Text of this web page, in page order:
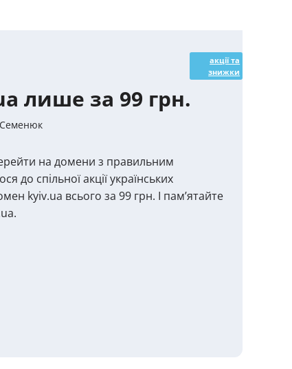
акції та
знижки
лише за 99 грн.
на домени з правильним
до спільної акції українських
kyiv.ua всього за 99 грн. І пам’ятайте